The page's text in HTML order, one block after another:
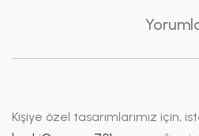
Kişiye özel tasarımlarımız için,